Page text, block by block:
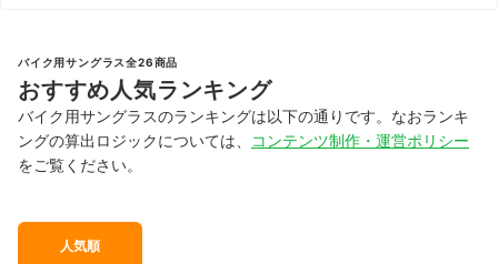
バイク用サングラス全26商品
おすすめ人気ランキング
バイク用サングラスのランキングは以下の通りです。なおランキ
ングの算出ロジックについては、
コンテンツ制作・運営ポリシー
をご覧ください。
人気順